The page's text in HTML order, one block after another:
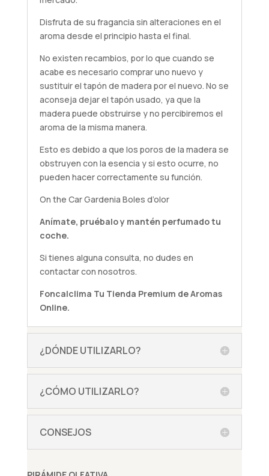
Disfruta de su fragancia sin alteraciones en el
aroma desde el principio hasta el final.
No existen recambios, por lo que cuando se
acabe es necesario comprar uno nuevo y
sustituir el tapón de madera por el nuevo. No se
aconseja dejar el tapón usado, ya que la
madera puede obstruirse y no percibiremos el
aroma de la misma manera.
Esto es debido a que los poros de la madera se
obstruyen con la esencia y si esto ocurre, no
pueden hacer correctamente su función.
On the Car Gardenia Boles d’olor
Anímate, pruébaloy mantén perfumado tu
coche.
Si tienes alguna consulta, no dudes en
contactar con nosotros.
Foncalclima Tu Tienda Premium de Aromas
Online.
¿DÓNDE UTILIZARLO?
¿CÓMO UTILIZARLO?
CONSEJOS